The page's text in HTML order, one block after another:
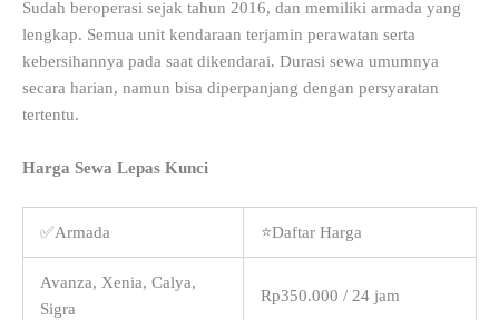
Sudah beroperasi sejak tahun 2016, dan memiliki armada yang
lengkap. Semua unit kendaraan terjamin perawatan serta
kebersihannya pada saat dikendarai. Durasi sewa umumnya
secara harian, namun bisa diperpanjang dengan persyaratan
tertentu.
Harga Sewa Lepas Kunci
✅Armada ⭐Daftar Harga
Avanza, Xenia, Calya,
Sigra
Rp350.000 / 24 jam